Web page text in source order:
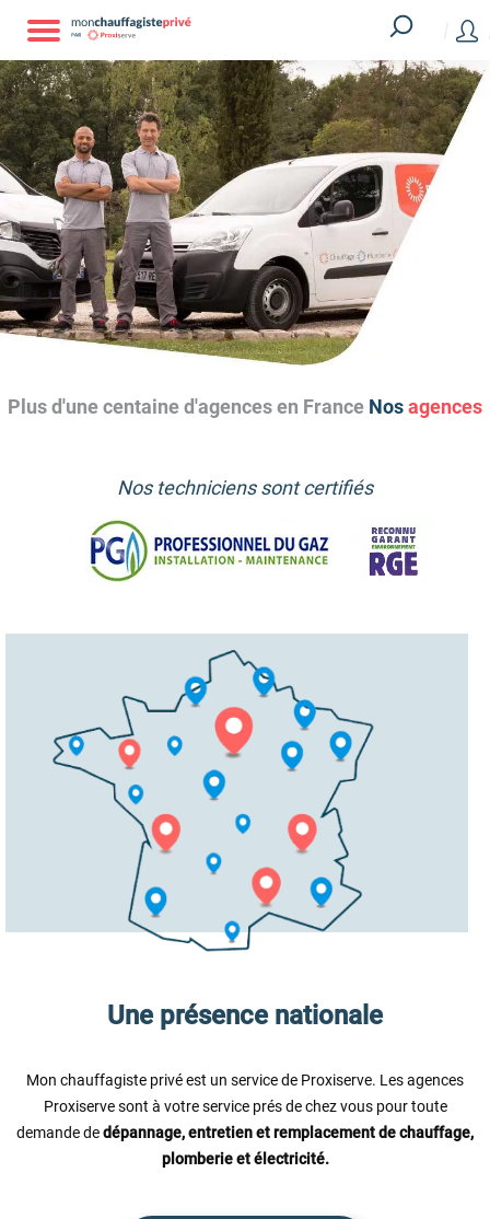
Plus d'une centaine d'agences en France Nosagences
Nos techniciens sont certifiés
Une présence nationale
Mon chauffagiste privé est un service de Proxiserve. Les agences
Proxiserve sont à votre service prés de chez vous pour toute
demande dedépannage, entretien et remplacement de chauffage,
plomberie et électricité.